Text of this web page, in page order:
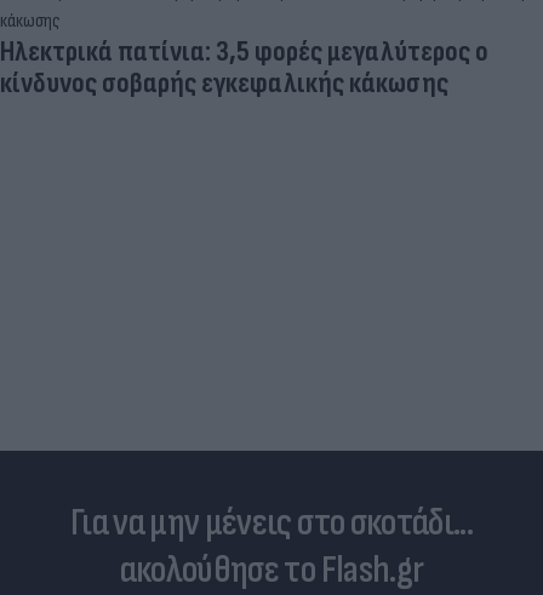
Ηλεκτρικά πατίνια: 3,5 φορές μεγαλύτερος ο
κίνδυνος σοβαρής εγκεφαλικής κάκωσης
Για να μην μένεις στο σκοτάδι...
ακολούθησε το Flash.gr